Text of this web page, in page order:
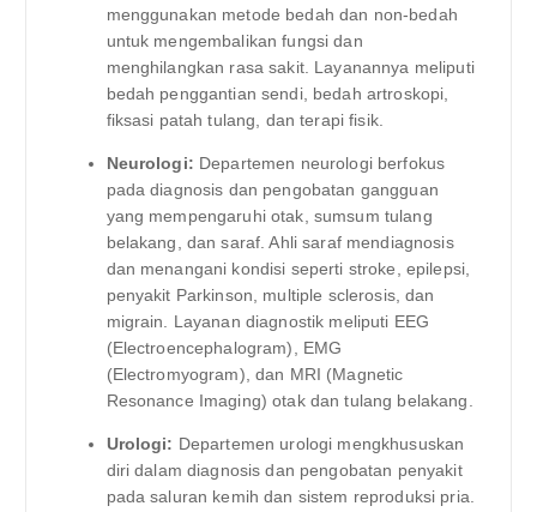
menggunakan metode bedah dan non-bedah
untuk mengembalikan fungsi dan
menghilangkan rasa sakit. Layanannya meliputi
bedah penggantian sendi, bedah artroskopi,
fiksasi patah tulang, dan terapi fisik.
Neurologi: Departemen neurologi berfokus
pada diagnosis dan pengobatan gangguan
yang mempengaruhi otak, sumsum tulang
belakang, dan saraf. Ahli saraf mendiagnosis
dan menangani kondisi seperti stroke, epilepsi,
penyakit Parkinson, multiple sclerosis, dan
migrain. Layanan diagnostik meliputi EEG
(Electroencephalogram), EMG
(Electromyogram), dan MRI (Magnetic
Resonance Imaging) otak dan tulang belakang.
Urologi: Departemen urologi mengkhususkan
diri dalam diagnosis dan pengobatan penyakit
pada saluran kemih dan sistem reproduksi pria.